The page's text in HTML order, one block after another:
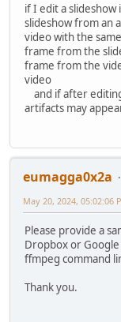
if I edit a
slideshow from an
video with the
frame from the
frame from the
video
and if after
artifacts may
eumagga0x2a
May 20, 2024, 05:02:06
Please provide a
Dropbox or
ffmpeg command
Thank you.